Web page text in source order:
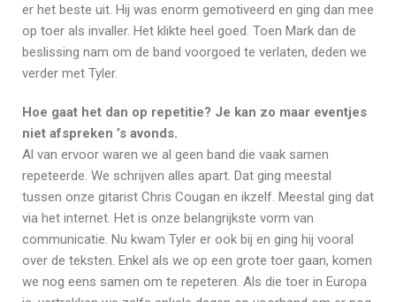
er het beste uit. Hij was enorm gemotiveerd en ging dan mee
op toer als invaller. Het klikte heel goed. Toen Mark dan de
beslissing nam om de band voorgoed te verlaten, deden we
verder met Tyler.
Hoe gaat het dan op repetitie? Je kan zo maar eventjes
niet afspreken ’s avonds.
Al van ervoor waren we al geen band die vaak samen
repeteerde. We schrijven alles apart. Dat ging meestal
tussen onze gitarist Chris Cougan en ikzelf. Meestal ging dat
via het internet. Het is onze belangrijkste vorm van
communicatie. Nu kwam Tyler er ook bij en ging hij vooral
over de teksten. Enkel als we op een grote toer gaan, komen
we nog eens samen om te repeteren. Als die toer in Europa